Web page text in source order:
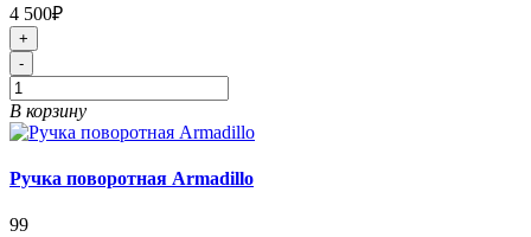
4 500₽
+
-
В корзину
Ручка поворотная Armadillo
99